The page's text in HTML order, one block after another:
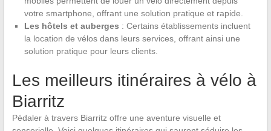
votre smartphone, offrant une solution pratique et rapide.
Les hôtels et auberges : Certains établissements incluent
la location de vélos dans leurs services, offrant ainsi une
solution pratique pour leurs clients.
Les meilleurs itinéraires à vélo à
Biarritz
Pédaler à travers Biarritz offre une aventure visuelle et